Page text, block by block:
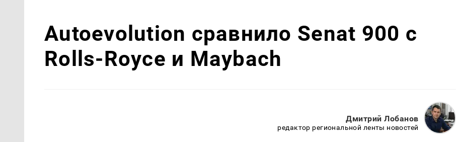
Autoevolution сравнило Senat 900 с
Rolls-Royce и Maybach
Дмитрий Лобанов
редактор региональной ленты новостей